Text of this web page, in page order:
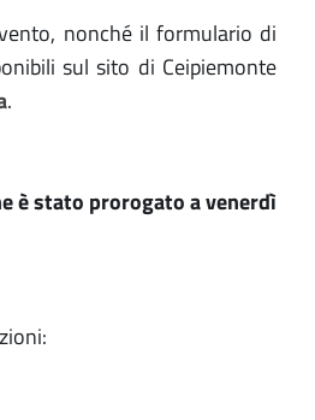
nonché il formulario di
sul sito di Ceipiemonte
.
è stato prorogato a venerdì